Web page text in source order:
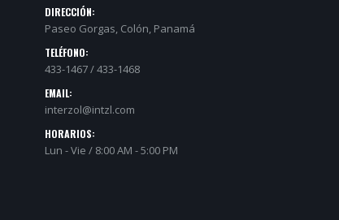
DIRECCIÓN:
Paseo Gorgas, Colón, Panamá
TELÉFONO:
433-1467 / 433-1468
EMAIL:
interzol@intzl.com
HORARIOS:
Lun - Vie / 8:00 AM - 5:00 PM